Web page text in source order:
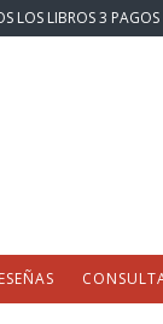
LOS LIBROS 3